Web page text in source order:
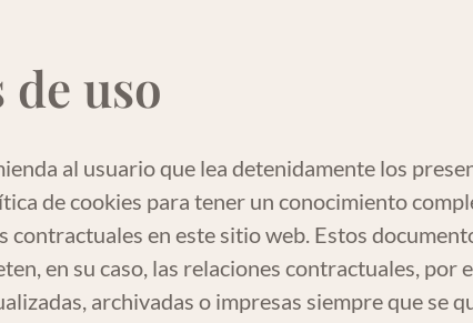
uso
al usuario que lea detenidamente los
de cookies para tener un conocimiento
contractuales en este sitio web. Estos
en su caso, las relaciones contractuales,
archivadas o impresas siempre que se